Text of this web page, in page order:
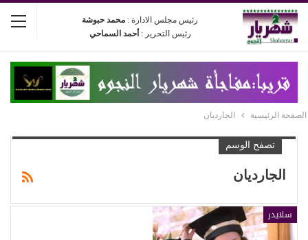
رئيس مجلس الادارة : محمد حبوشة
رئيس التحرير : أحمد السماحي
الصفحة الرئيسية الجارديان
تصفح الوسم
الجارديان
سلايدر